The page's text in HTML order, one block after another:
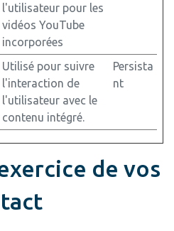
l'utilisateur pour les
vidéos YouTube
incorporées
Utilisé pour suivre
l'interaction de
l'utilisateur avec le
contenu intégré.
Persista
nt
de vos